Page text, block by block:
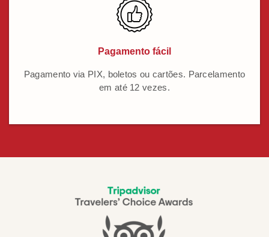
Pagamento fácil
Pagamento via PIX, boletos ou cartões. Parcelamento
em até 12 vezes.